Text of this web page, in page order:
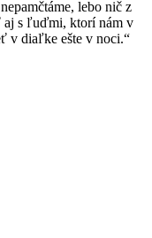
lebo nič z
aj s ľuďmi, ktorí nám v
v diaľke ešte v noci.